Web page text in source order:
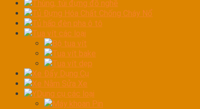
Thùng, túi đựng đồ nghề
Tủ Đựng Hóa Chất Chống Cháy Nổ
Tủ hấp đèn pha ô tô
Tua vít các loại
Bộ tua vít
Tua vít bake
Tua vít dẹp
Xe Đẩy Dụng Cụ
Xe Nằm Sửa Xe
YDụng cụ các loại
Máy khoan Pin